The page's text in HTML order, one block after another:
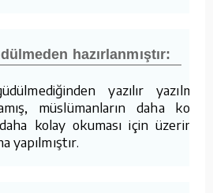
hazırlanmıştır:
yazılır yazılmaz
müslümanların daha kolay
kolay okuması için üzerinde
yapılmıştır.